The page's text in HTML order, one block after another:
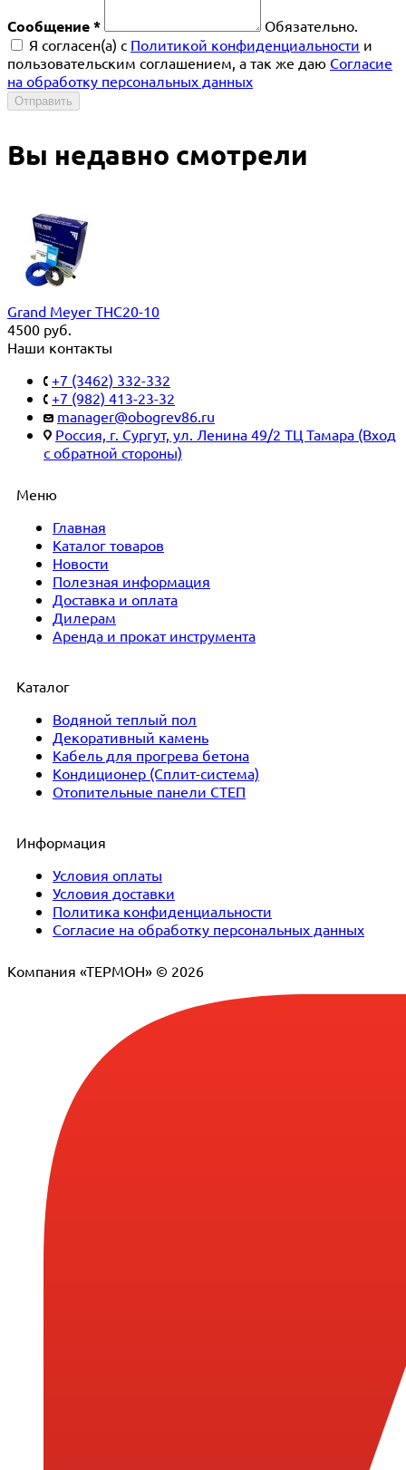
Сообщение *
Обязательно.
Я согласен(a) с Политикой конфиденциальности и
пользовательским соглашением, а так же даю Согласие
на обработку персональных данных
Отправить
Вы недавно смотрели
Grand Meyer THC20-10
4500 руб.
Наши контакты
+7 (3462) 332-332
+7 (982) 413-23-32
manager@obogrev86.ru
Россия, г. Сургут, ул. Ленина 49/2 ТЦ Тамара (Вход
с обратной стороны)
Меню
Главная
Каталог товаров
Новости
Полезная информация
Доставка и оплата
Дилерам
Аренда и прокат инструмента
Каталог
Водяной теплый пол
Декоративный камень
Кабель для прогрева бетона
Кондиционер (Сплит-система)
Отопительные панели СТЕП
Информация
Условия оплаты
Условия доставки
Политика конфиденциальности
Согласие на обработку персональных данных
Компания «ТЕРМОН» © 2026